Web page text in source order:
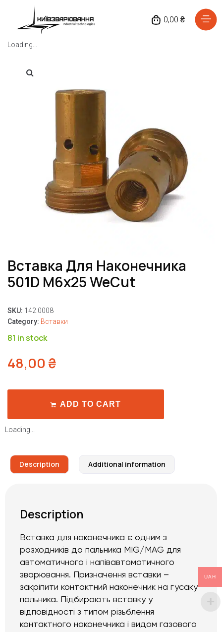
0,00 ₴
Loading...
Вставка Для Наконечника
501D M6x25 WeCut
SKU: 142.0008
Category: Вставки
81 in stock
48,00 ₴
ADD TO CART
Loading...
Description Additional information
Description
Вставка для наконечника є одним з
розходників до пальника MIG/MAG для
автоматичного і напівавтоматичного
зварювання. Призначення вставки –
закріпити контактний наконечник на гусаку
пальника. Підбирають вставку у
відповідності з типом різьблення
контактного наконечника і видом газового
Доставка та оплата
Повернення та обмін
UAH